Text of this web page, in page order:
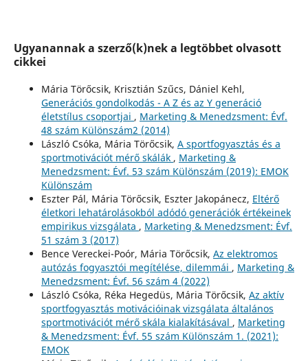
Ugyanannak a szerző(k)nek a legtöbbet olvasott
cikkei
Mária Törőcsik, Krisztián Szűcs, Dániel Kehl,
Generációs gondolkodás - A Z és az Y generáció
életstílus csoportjai , Marketing & Menedzsment: Évf.
48 szám Különszám2 (2014)
László Csóka, Mária Törőcsik, A sportfogyasztás és a
sportmotivációt mérő skálák , Marketing &
Menedzsment: Évf. 53 szám Különszám (2019): EMOK
Különszám
Eszter Pál, Mária Törőcsik, Eszter Jakopánecz, Eltérő
életkori lehatárolásokból adódó generációk értékeinek
empirikus vizsgálata , Marketing & Menedzsment: Évf.
51 szám 3 (2017)
Bence Vereckei-Poór, Mária Törőcsik, Az elektromos
autózás fogyasztói megítélése, dilemmái , Marketing &
Menedzsment: Évf. 56 szám 4 (2022)
László Csóka, Réka Hegedüs, Mária Törőcsik, Az aktív
sportfogyasztás motivációinak vizsgálata általános
sportmotivációt mérő skála kialakításával , Marketing
& Menedzsment: Évf. 55 szám Különszám 1. (2021):
EMOK